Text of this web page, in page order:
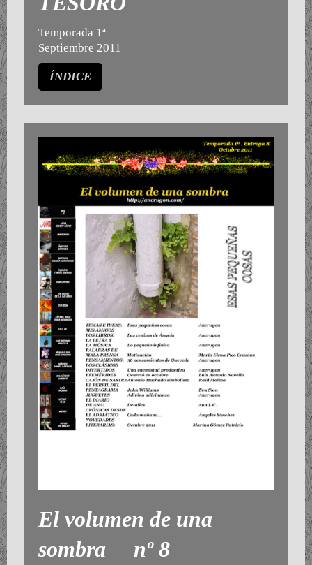
Temporada 1ª
Septiembre 2011
ÍNDICE
El volumen de una
sombra nº 8